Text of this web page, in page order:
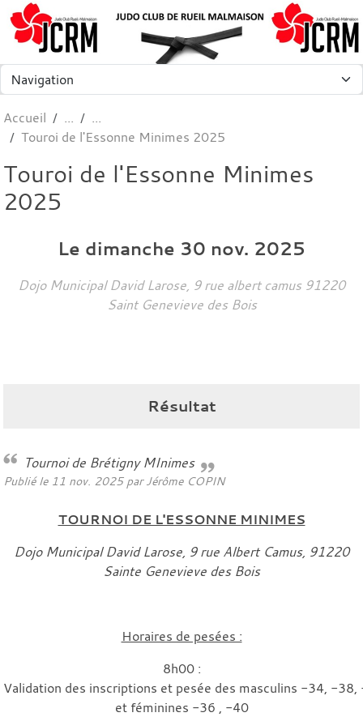
Accueil
Touroi de l'Essonne Minimes 2025
Touroi de l'Essonne Minimes
2025
Le dimanche 30 nov. 2025
Dojo Municipal David Larose, 9 rue albert camus 91220
Saint Genevieve des Bois
Résultat
Tournoi de Brétigny MInimes
Publié le 11 nov. 2025par Jérôme COPIN
TOURNOI DE L'ESSONNE MINIMES
Dojo Municipal David Larose, 9 rue Albert Camus, 91220
Sainte Genevieve des Bois
Horaires de pesées :
8h00 :
Validation des inscriptions et pesée des masculins -34, -
et féminines -36 , -40
Panneau de gestion des cookies